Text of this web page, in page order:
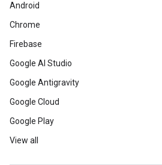
Android
Chrome
Firebase
Google AI Studio
Google Antigravity
Google Cloud
Google Play
View all